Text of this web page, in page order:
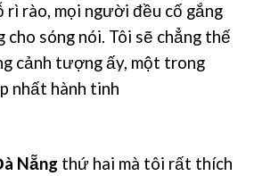
rì rào, mọi người đều cố gắng
cho sóng nói. Tôi sẽ chẳng thế
cảnh tượng ấy, một trong
nhất hành tinh
Nẵng thứ hai mà tôi rất thích